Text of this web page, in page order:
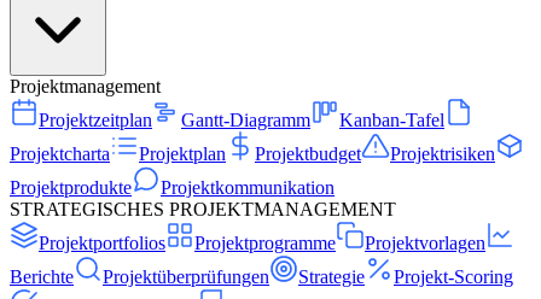
Projektmanagement
Projektzeitplan
Gantt-Diagramm
Kanban-Tafel
Projektcharta
Projektplan Projektbudget
Projektrisiken
Projektprodukte
Projektkommunikation
STRATEGISCHES PROJEKTMANAGEMENT
Projektportfolios
Projektprogramme
Projektvorlagen
Berichte
Projektüberprüfungen Strategie
Projekt-Scoring